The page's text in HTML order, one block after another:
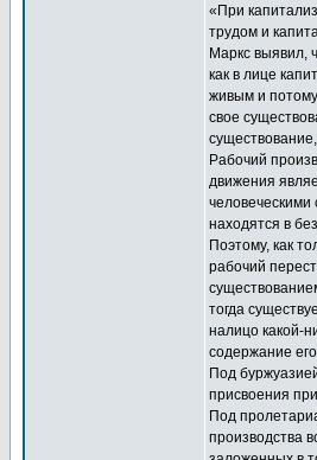
«При
трудом и
Маркс выявил,
как в лице
живым и
свое
Рабочий
движения
человеческими
находятся в
Поэтому, как
рабочий
тогда
налицо какой-
содержание
Под
присвоения
Под
производства